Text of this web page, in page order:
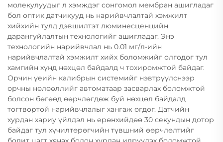
молекулуудыг л хэмждэг сонгомол мембран ашигладаг
бол оптик датчикууд нь нарийвчлалтай хэмжилт
хийхийн тулд дэвшилтэт люминесценцийн
дарангуйлалтын технологийг ашигладаг. Энэ
технологийн нарийвчлал нь 0.01 мг/л-ийн
нарийвчлалтай хэмжилт хийх боломжийг олгодог тул
хамгийн хүнд нөхцөл байдалд ч тохиромжтой байдаг.
Орчин үеийн калибрын системийг нэвтрүүлснээр
орчны нөлөөллийг автоматаар засварлах боломжтой
болсон бөгөөд өөрчлөгдөж буй нөхцөл байдалд
тогтвортой нарийвчлалыг хангаж өгдөг. Датчийн
хурдан хариу үйлдэл нь ерөнхийдөө 30 секундын дотор
байдаг тул хүчилтөрөгчийн түвшний өөрчлөлтийг